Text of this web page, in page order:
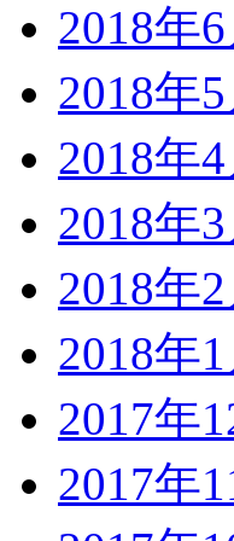
2018年6
2018年5
2018年4
2018年3
2018年2
2018年1
2017年
2017年